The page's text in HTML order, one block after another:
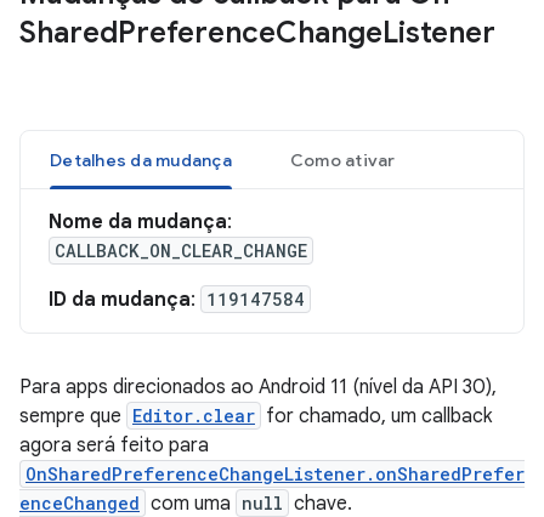
SharedPreferenceChangeListener
Detalhes da mudança Como ativar
Nome da mudança:
CALLBACK_ON_CLEAR_CHANGE
ID da mudança: 119147584
Para apps direcionados ao Android 11 (nível da API 30),
sempre que Editor.clear for chamado, um callback
agora será feito para
OnSharedPreferenceChangeListener.onSharedPrefer
enceChanged com uma null chave.